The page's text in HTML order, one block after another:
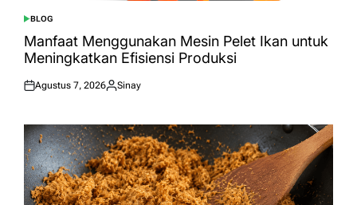
POSTED
IN
BLOG
Manfaat Menggunakan Mesin Pelet Ikan untuk
Meningkatkan Efisiensi Produksi
Posted
Agustus 7, 2026
Posted
Sinay